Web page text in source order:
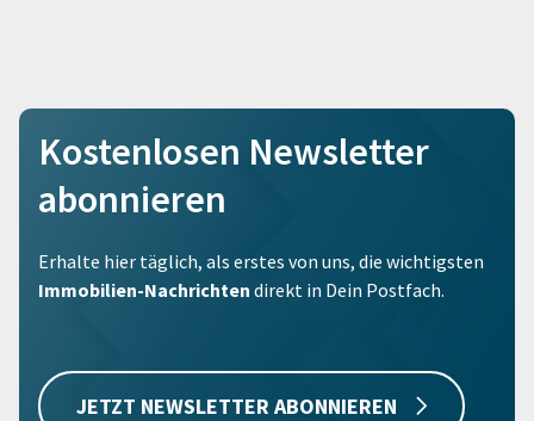
Kostenlosen Newsletter
abonnieren
Erhalte hier täglich, als erstes von uns, die wichtigsten
Immobilien-Nachrichten direkt in Dein Postfach.
JETZT NEWSLETTER ABONNIEREN